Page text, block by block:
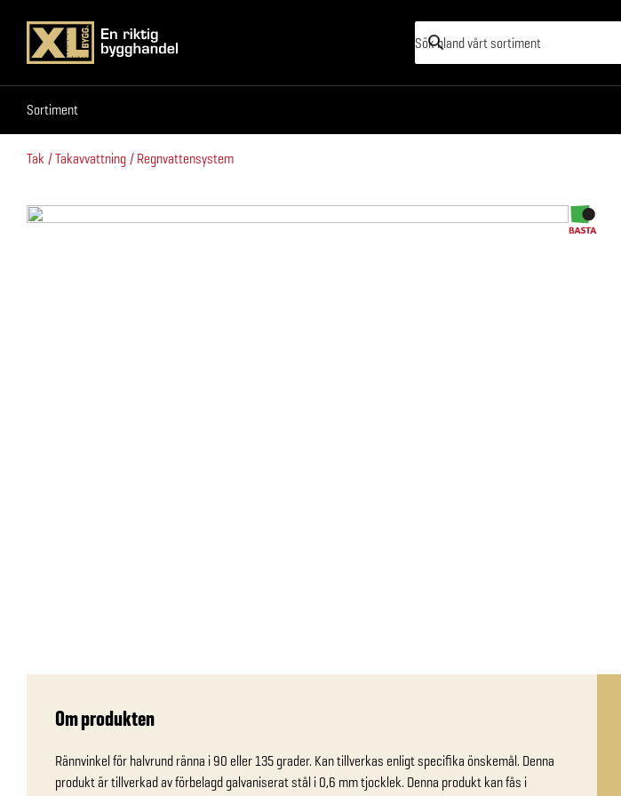
Sortiment
Sortiment
Tak Takavvattning Regnvattensystem
Om produkten
Rännvinkel för halvrund ränna i 90 eller 135 grader. Kan tillverkas enligt specifika önskemål. Denna
produkt är tillverkad av förbelagd galvaniserat stål i 0,6 mm tjocklek. Denna produkt kan fås i